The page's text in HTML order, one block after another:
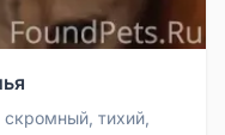
тихий,